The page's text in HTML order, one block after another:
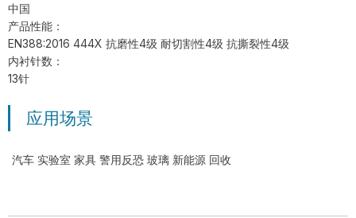
中国
产品性能：
EN388:2016 444X 抗磨性4级 耐切割性4级 抗撕裂性4级
内衬针数：
13针
应用场景
汽车 实验室 家具 警用反恐 玻璃 新能源 回收